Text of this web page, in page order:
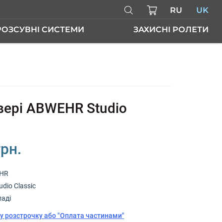
RU UK
СИСТЕМИ ЗАХИСНІ РОЛЕТИ
ABWEHR Studio
Classic
розстрочку або "Оплата частинами"